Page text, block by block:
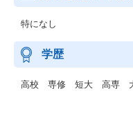
特になし
学歴
高校 専修 短大 高専